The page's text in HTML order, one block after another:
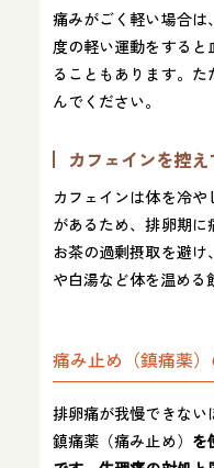
痛みがごく軽い場合は
度の軽い運動をする
ることもあります。
んでください。
カフェインを控
カフェインは体を冷
があるため、排卵期
お茶の過剰摂取を避
や白湯など体を温める
痛み止め（鎮痛薬
排卵痛が我慢できない
鎮痛薬（痛み止め） を